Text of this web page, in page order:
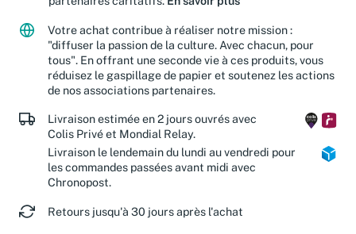
Votre achat contribue à réaliser notre mission :
"diffuser la passion de la culture. Avec chacun, pour
tous". En offrant une seconde vie à ces produits, vous
réduisez le gaspillage de papier et soutenez les actions
de nos associations partenaires.
Livraison estimée en 2 jours ouvrés avec
Colis Privé et Mondial Relay.
Livraison le lendemain du lundi au vendredi pour
les commandes passées avant midi avec
Chronopost.
Retours jusqu'à 30 jours après l'achat